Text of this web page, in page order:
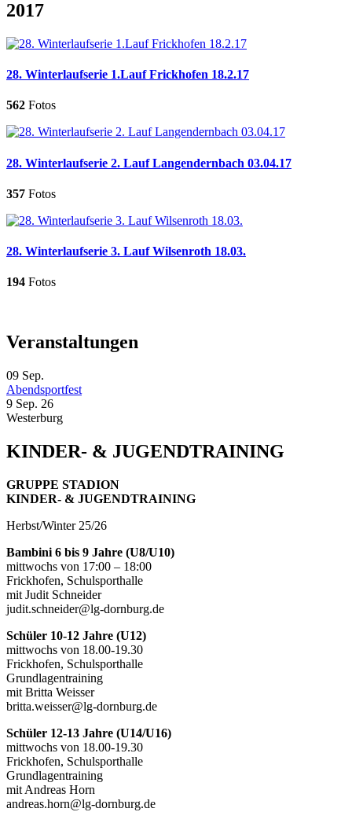
2017
28. Winterlaufserie 1.Lauf Frickhofen 18.2.17
562 Fotos
28. Winterlaufserie 2. Lauf Langendernbach 03.04.17
357 Fotos
28. Winterlaufserie 3. Lauf Wilsenroth 18.03.
194 Fotos
Veranstaltungen
09 Sep.
Abendsportfest
9 Sep. 26
Westerburg
KINDER- & JUGENDTRAINING
GRUPPE STADION
KINDER- & JUGENDTRAINING
Herbst/Winter 25/26
Bambini 6 bis 9 Jahre (U8/U10)
mittwochs von 17:00 – 18:00
Frickhofen, Schulsporthalle
mit Judit Schneider
judit.schneider@lg-dornburg.de
Schüler 10-12 Jahre (U12)
mittwochs von 18.00-19.30
Frickhofen, Schulsporthalle
Grundlagentraining
mit Britta Weisser
britta.weisser@lg-dornburg.de
Schüler 12-13 Jahre (U14/U16)
mittwochs von 18.00-19.30
Frickhofen, Schulsporthalle
Grundlagentraining
mit Andreas Horn
andreas.horn@lg-dornburg.de